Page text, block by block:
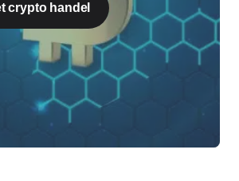
crypto handel